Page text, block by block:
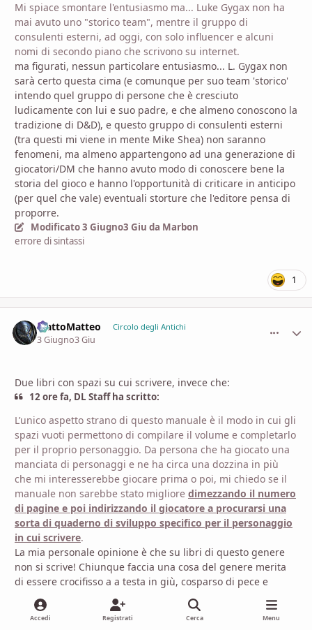
Mi spiace smontare l'entusiasmo ma... Luke Gygax non ha
mai avuto uno "storico team", mentre il gruppo di
consulenti esterni, ad oggi, con solo influencer e alcuni
nomi di secondo piano che scrivono su internet.
ma figurati, nessun particolare entusiasmo... L. Gygax non
sarà certo questa cima (e comunque per suo team 'storico'
intendo quel gruppo di persone che è cresciuto
ludicamente con lui e suo padre, e che almeno conoscono la
tradizione di D&D), e questo gruppo di consulenti esterni
(tra questi mi viene in mente Mike Shea) non saranno
fenomeni, ma almeno appartengono ad una generazione di
giocatori/DM che hanno avuto modo di conoscere bene la
storia del gioco e hanno l'opportunità di criticare in anticipo
(per quel che vale) eventuali storture che l'editore pensa di
proporre.
Modificato3 Giugno3 Giu da Marbon
errore di sintassi
1
MattoMatteo Circolo degli Antichi
3 Giugno3 Giu
Due libri con spazi su cui scrivere, invece che:
12 ore fa, DL Staff ha scritto:
L’unico aspetto strano di questo manuale è il modo in cui gli
spazi vuoti permettono di compilare il volume e completarlo
per il proprio personaggio. Da persona che ha giocato una
manciata di personaggi e ne ha circa una dozzina in più
che mi interesserebbe giocare prima o poi, mi chiedo se il
manuale non sarebbe stato migliore dimezzando il numero
di pagine e poi indirizzando il giocatore a procurarsi una
sorta di quaderno di sviluppo specifico per il personaggio
in cui scrivere.
La mia personale opinione è che su libri di questo genere
non si scrive! Chiunque faccia una cosa del genere merita
di essere crocifisso a a testa in giù, cosparso di pece e
piume, e preso a scudisciate sui testicoli!
Detto questo, personalmente penso che la maggior parte
dei consigli presenti in questi libri possano comodamente
Accedi Registrati Cerca Menu